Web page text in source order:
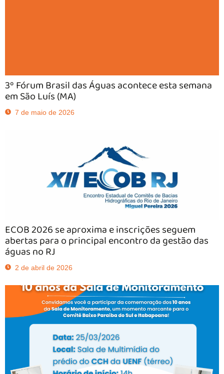
3º Fórum Brasil das Águas acontece esta semana
em São Luís (MA)
7 de maio de 2026
ECOB 2026 se aproxima e inscrições seguem
abertas para o principal encontro da gestão das
águas no RJ
2 de abril de 2026